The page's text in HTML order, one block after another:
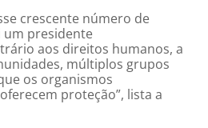
crescente número de
presidente
aos direitos humanos, a
múltiplos grupos
os organismos
proteção”, lista a